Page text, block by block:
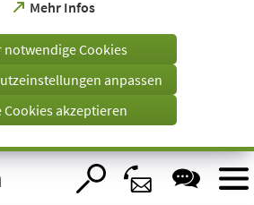
Mehr Infos
(Öffnet
einem
Tab)
notwendige Cookies
anpassen
Cookies akzeptieren